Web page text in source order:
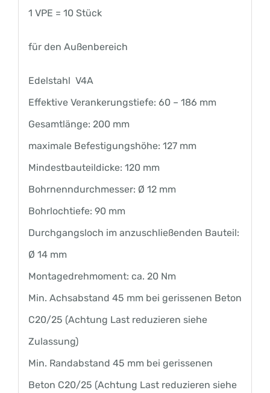
1 VPE = 10 Stück
für den Außenbereich
Edelstahl V4A
Effektive Verankerungstiefe: 60 – 186 mm
Gesamtlänge: 200 mm
maximale Befestigungshöhe: 127 mm
Mindestbauteildicke: 120 mm
Bohrnenndurchmesser: Ø 12 mm
Bohrlochtiefe: 90 mm
Durchgangsloch im anzuschließenden Bauteil:
Ø 14 mm
Montagedrehmoment: ca. 20 Nm
Min. Achsabstand 45 mm bei gerissenen Beton
C20/25 (Achtung Last reduzieren siehe
Zulassung)
Min. Randabstand 45 mm bei gerissenen
Beton C20/25 (Achtung Last reduzieren siehe